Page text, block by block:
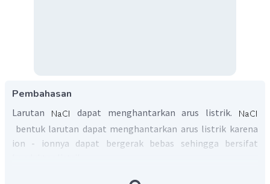
Pembahasan
Larutan
dapat menghantarkan arus listrik.
bentuk larutan dapat menghantarkan arus listrik karena
ion - ionnya dapat bergerak bebas sehingga bersifat